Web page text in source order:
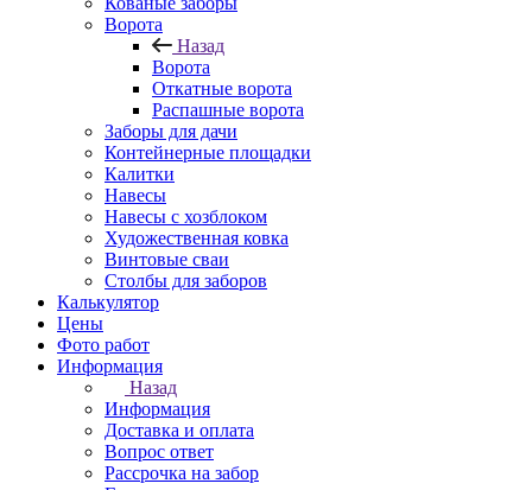
Ворота
Назад
Ворота
Откатные ворота
Распашные ворота
Заборы для дачи
Контейнерные площадки
Калитки
Навесы
Навесы с хозблоком
Художественная ковка
Винтовые сваи
Столбы для заборов
Калькулятор
Цены
Фото работ
Информация
Назад
Информация
Доставка и оплата
Вопрос ответ
Рассрочка на забор